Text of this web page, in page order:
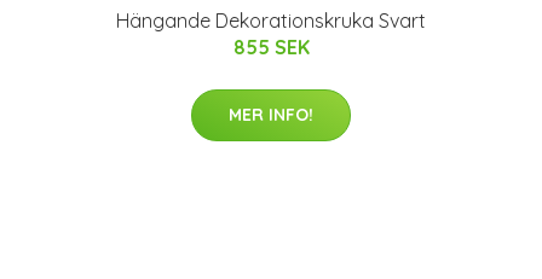
Hängande Dekorationskruka Svart
855 SEK
MER INFO!